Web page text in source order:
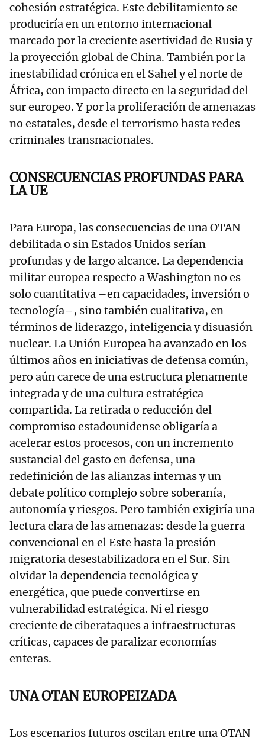
cohesión estratégica. Este debilitamiento se
produciría en un entorno internacional
marcado por la creciente asertividad de Rusia y
la proyección global de China. También por la
inestabilidad crónica en el Sahel y el norte de
África, con impacto directo en la seguridad del
sur europeo. Y por la proliferación de amenazas
no estatales, desde el terrorismo hasta redes
criminales transnacionales.
CONSECUENCIAS PROFUNDAS PARA
LA UE
Para Europa, las consecuencias de una OTAN
debilitada o sin Estados Unidos serían
profundas y de largo alcance. La dependencia
militar europea respecto a Washington no es
solo cuantitativa –en capacidades, inversión o
tecnología–, sino también cualitativa, en
términos de liderazgo, inteligencia y disuasión
nuclear. La Unión Europea ha avanzado en los
últimos años en iniciativas de defensa común,
pero aún carece de una estructura plenamente
integrada y de una cultura estratégica
compartida. La retirada o reducción del
compromiso estadounidense obligaría a
acelerar estos procesos, con un incremento
sustancial del gasto en defensa, una
redefinición de las alianzas internas y un
debate político complejo sobre soberanía,
autonomía y riesgos. Pero también exigiría una
lectura clara de las amenazas: desde la guerra
convencional en el Este hasta la presión
migratoria desestabilizadora en el Sur. Sin
olvidar la dependencia tecnológica y
energética, que puede convertirse en
vulnerabilidad estratégica. Ni el riesgo
creciente de ciberataques a infraestructuras
críticas, capaces de paralizar economías
enteras.
UNA OTAN EUROPEIZADA
Los escenarios futuros oscilan entre una OTAN